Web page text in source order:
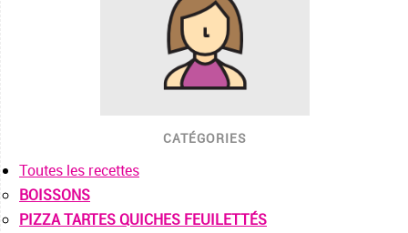
CATÉGORIES
Toutes les recettes
BOISSONS
PIZZA TARTES QUICHES FEUILETTÉS